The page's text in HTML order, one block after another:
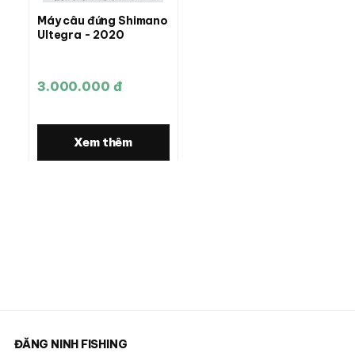
Máy câu đứng Shimano
Ultegra - 2020
3.000.000 đ
Xem thêm
ĐĂNG NINH FISHING